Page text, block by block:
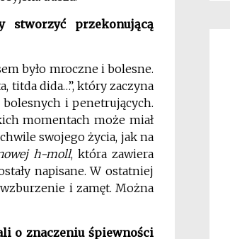
przekonującą
było mroczne i bolesne.
titda dida…”, który zaczyna
i penetrujących.
momentach może miał
swojego życia, jak na
h-moll, która zawiera
napisane. W ostatniej
i zamęt. Można
o znaczeniu śpiewności